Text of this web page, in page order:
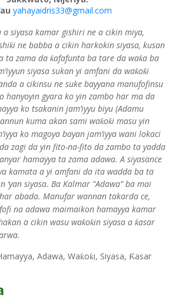
au yahayaidris33@gmail.com
a siyasa kamar gishiri ne a cikin miya,
ƙi ne babba a cikin harkokin siyasa, kusan
ta zama da ƙafafunta ba tare da waƙa ba
siyasa sukan yi amfani da waƙoƙi
a cikinsu ne suke bayyana manufofinsu
hanyoyin gyara ko yin zambo har ma da
ko tsakanin jam’iyyu biyu (Adamu
kuma akan sami waƙoƙi masu yin
ko magoya bayan jam’iyya wani lokaci
zagi da yin fito-na-fito da zambo ta yadda
hamayya ta zama adawa. A siyasance
kamata a yi amfani da ita wadda ba ta
siyasa. Ba Kalmar “Adawa” ba mai
abada. Manufar wannan takarda ce,
na adawa maimaikon hamayya kamar
a cikin wasu waƙoƙin siyasa a ƙasar
Adawa, Waƙoƙi, Siyasa, Ƙasar